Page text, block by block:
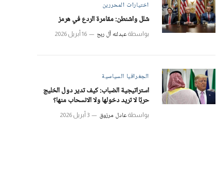
اختيارات المحررين
شلل واشنطن: مقامرة الردع في هرمز
بواسطة عبدلله آل ربح 16 أبريل 2026
الجغرافيا السياسية
استراتيجية الضباب: كيف تدير دول الخليج
حربًا لا تريد دخولها ولا الانسحاب منها؟
بواسطة عادل مرزوق 3 أبريل 2026